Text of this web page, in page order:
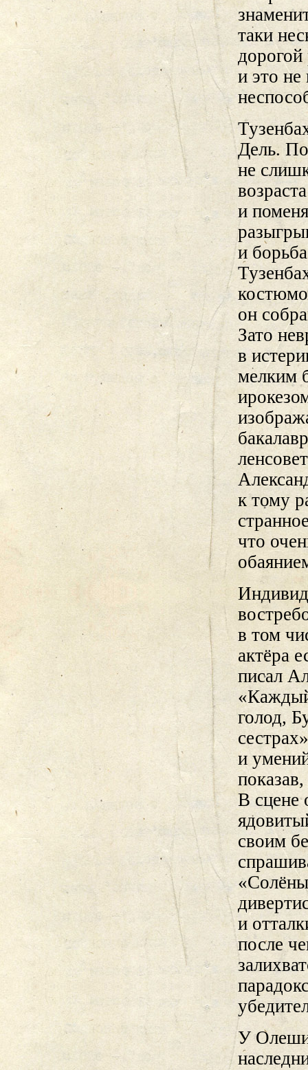
таки
и это
Дель.
не
и
и
он
Зато
в
мелким
к тому
что
в том
актёра
писал
голод,
и
В сцене
своим
и
после
У Олеши